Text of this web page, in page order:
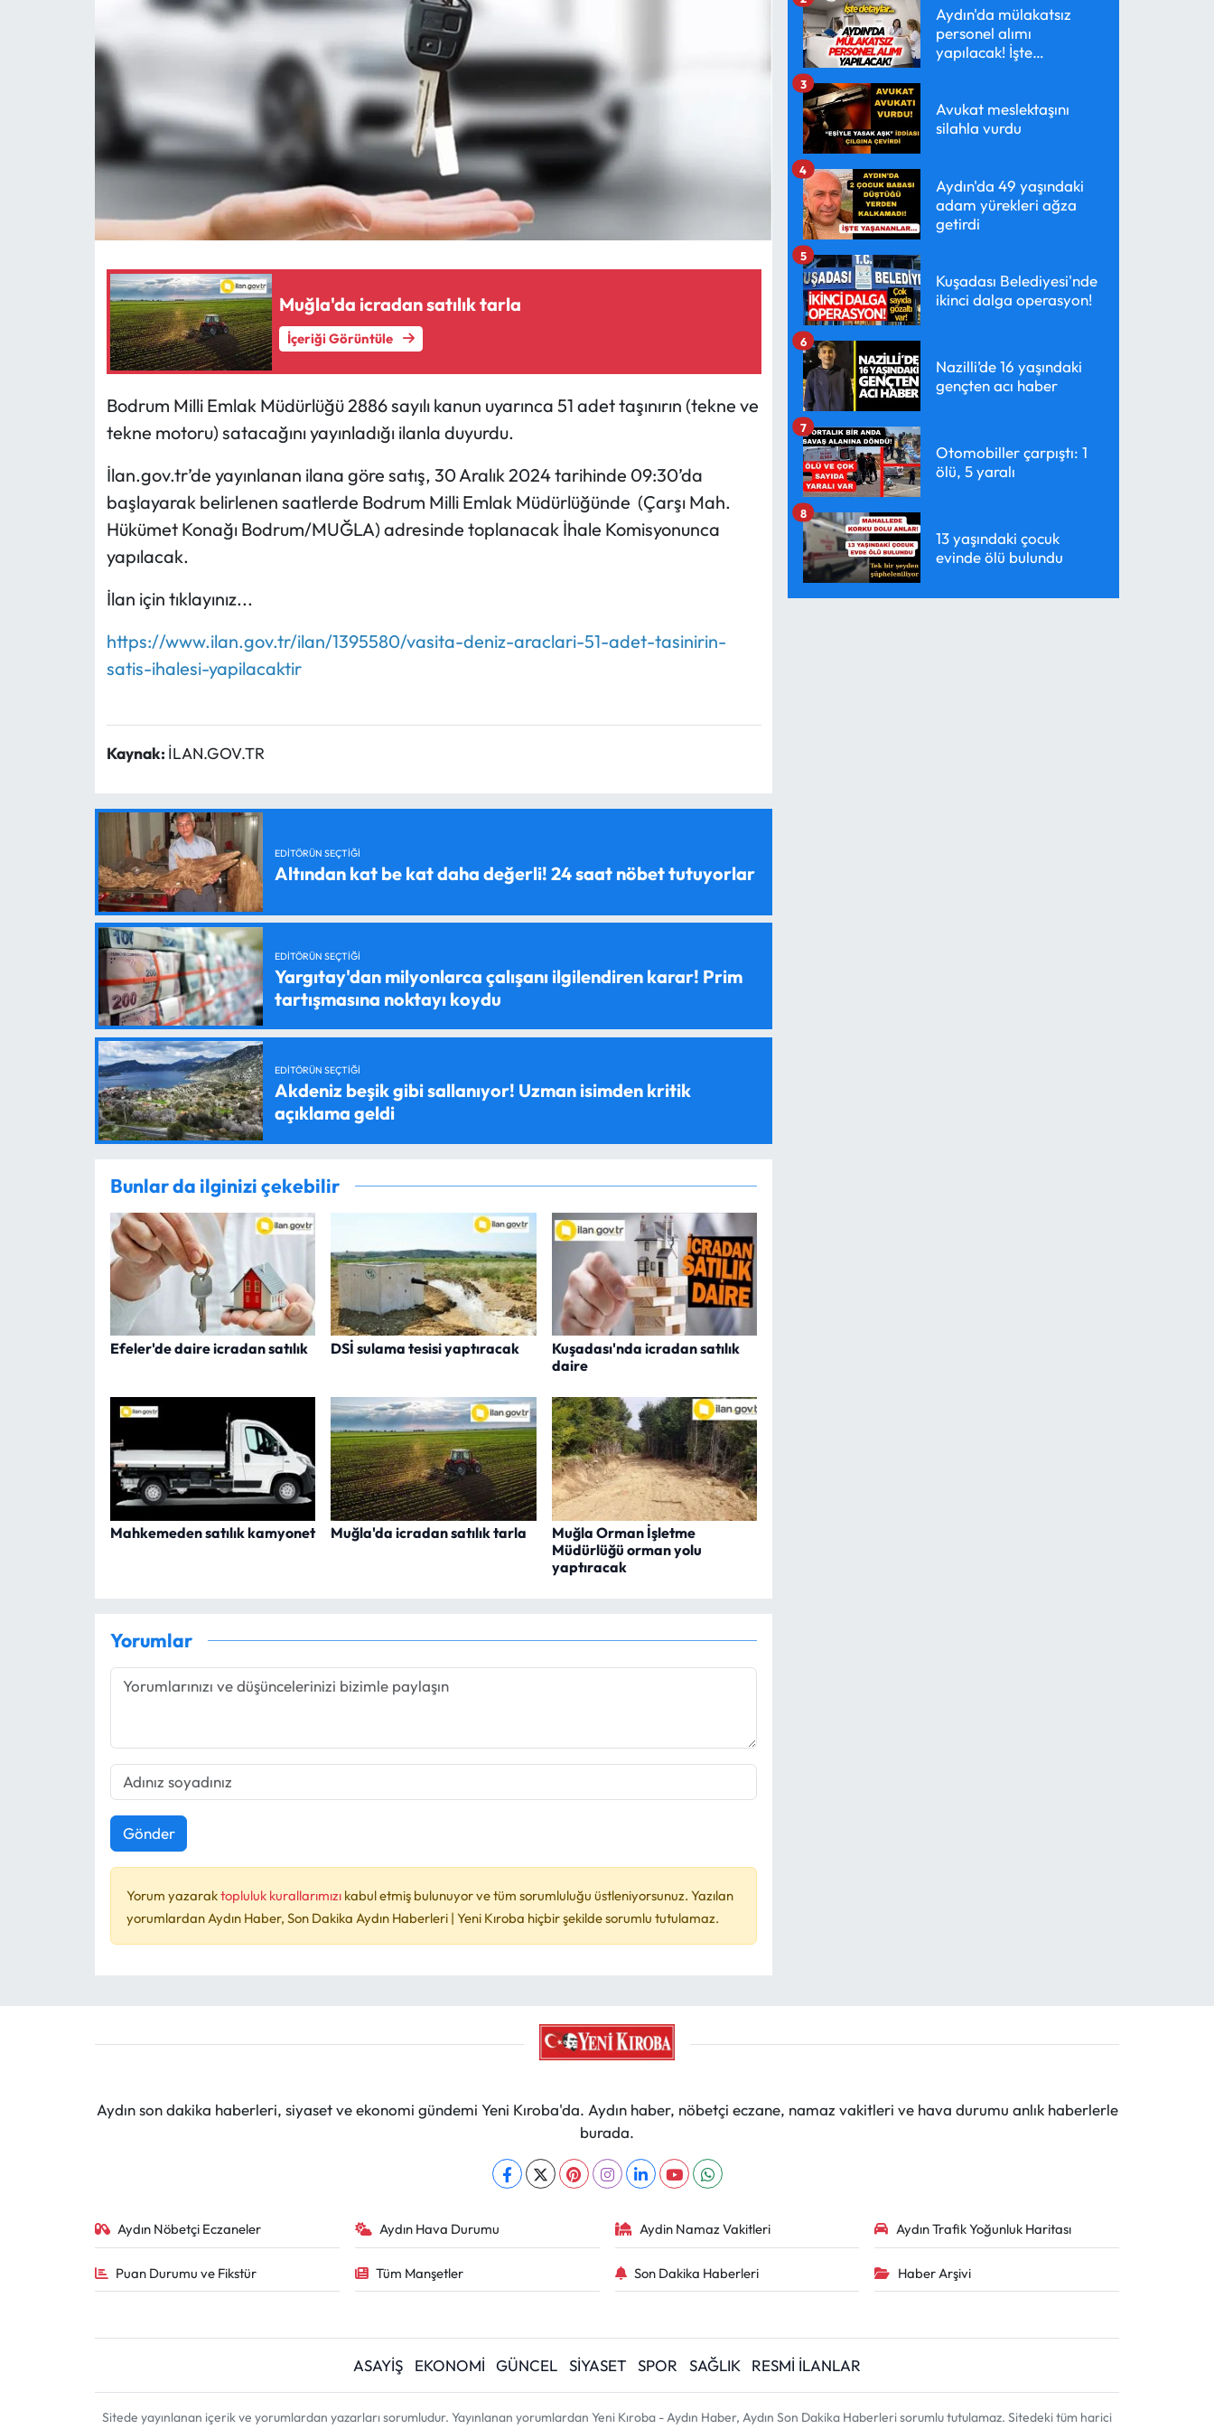
Muğla'da icradan satılık tarla
İçeriği Görüntüle
Bodrum Milli Emlak Müdürlüğü 2886 sayılı kanun uyarınca 51 adet taşınırın (tekne ve
tekne motoru) satacağını yayınladığı ilanla duyurdu.
İlan.gov.tr’de yayınlanan ilana göre satış, 30 Aralık 2024 tarihinde 09:30’da
başlayarak belirlenen saatlerde Bodrum Milli Emlak Müdürlüğünde (Çarşı Mah.
Hükümet Konağı Bodrum/MUĞLA) adresinde toplanacak İhale Komisyonunca
yapılacak.
İlan için tıklayınız...
https://www.ilan.gov.tr/ilan/1395580/vasita-deniz-araclari-51-adet-tasinirin-
satis-ihalesi-yapilacaktir
Kaynak: İLAN.GOV.TR
EDITÖRÜN SEÇTIĞI
Altından kat be kat daha değerli! 24 saat nöbet tutuyorlar
EDITÖRÜN SEÇTIĞI
Yargıtay'dan milyonlarca çalışanı ilgilendiren karar! Prim
tartışmasına noktayı koydu
EDITÖRÜN SEÇTIĞI
Akdeniz beşik gibi sallanıyor! Uzman isimden kritik
açıklama geldi
Bunlar da ilginizi çekebilir
Efeler'de daire icradan satılık DSİ sulama tesisi yaptıracak
Kuşadası'nda icradan satılık
daire
Mahkemeden satılık kamyonet Muğla'da icradan satılık tarla
Muğla Orman İşletme
Müdürlüğü orman yolu
yaptıracak
Yorumlar
Gönder
Yorum yazaraktopluluk kurallarımızı kabul etmiş bulunuyor ve tüm sorumluluğu üstleniyorsunuz. Yazılan
yorumlardan Aydın Haber, Son Dakika Aydın Haberleri | Yeni Kıroba hiçbir şekilde sorumlu tutulamaz.
Aydın'da mülakatsız
personel alımı
yapılacak! İşte
Avukat meslektaşını
silahla vurdu
3
Aydın'da 49 yaşındaki
adam yürekleri ağza
getirdi
4
Kuşadası Belediyesi'nde
ikinci dalga operasyon!
5
Nazilli’de 16 yaşındaki
gençten acı haber
6
Otomobiller çarpıştı: 1
ölü, 5 yaralı
7
13 yaşındaki çocuk
evinde ölü bulundu
8
Aydın son dakika haberleri, siyaset ve ekonomi gündemi Yeni Kıroba'da. Aydın haber, nöbetçi eczane, namaz vakitleri ve hava durumu anlık haberlerle
burada.
Aydın Nöbetçi Eczaneler Aydın Hava Durumu Aydin Namaz Vakitleri Aydın Trafik Yoğunluk Haritası
Puan Durumu ve Fikstür Tüm Manşetler Son Dakika Haberleri Haber Arşivi
ASAYİŞ EKONOMİ GÜNCEL SİYASET SPOR SAĞLIK RESMİ İLANLAR
Sitede yayınlanan içerik ve yorumlardan yazarları sorumludur. Yayınlanan yorumlardan Yeni Kıroba - Aydın Haber, Aydın Son Dakika Haberleri sorumlu tutulamaz. Sitedeki tüm harici
TARIM
RESMİ İLANLAR
HABER İLAN